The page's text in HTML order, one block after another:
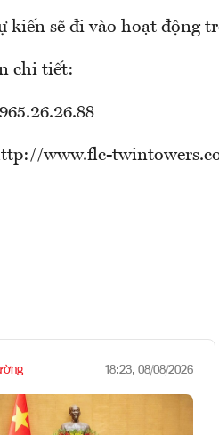
kiến sẽ đi vào hoạt động
chi tiết:
www.flc-
18:23, 08/08/2026